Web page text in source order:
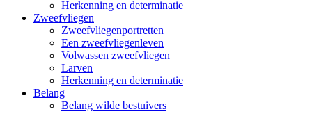
Herkenning en determinatie
Zweefvliegen
Zweefvliegenportretten
Een zweefvliegenleven
Volwassen zweefvliegen
Larven
Herkenning en determinatie
Belang
Belang wilde bestuivers